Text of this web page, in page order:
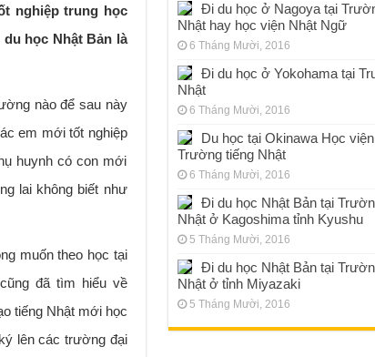
nghiệp trung học
học Nhật Bản là
nào để sau này
em mới tốt nghiệp
huynh có con mới
lai không biết như
muốn theo học tại
đã tìm hiểu về
tiếng Nhật mới học
lên các trường đại
Đi du học ở Nagoya tại
Nhật hay học viện Nhật Ngữ
6 Tháng Mười, 2016
Đi du học ở Yokohama tại
Nhật
6 Tháng Mười, 2016
Du học tại Okinawa Học
Trường tiếng Nhật
6 Tháng Mười, 2016
Đi du học Nhật Bản tại
Nhật ở Kagoshima tỉnh Kyushu
5 Tháng Mười, 2016
Đi du học Nhật Bản tại
Nhật ở tỉnh Miyazaki
5 Tháng Mười, 2016